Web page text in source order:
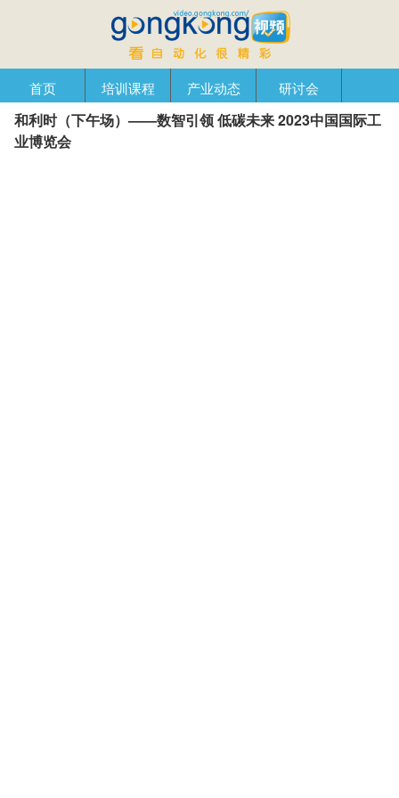
首页 培训课程 产业动态
研讨会
产品在线
自动化播客 创新管理 企业视窗
和利时（下午场）——数智引领 低碳未来 2023中国国际工
业博览会